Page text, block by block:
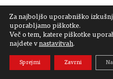
Za najboljšo uporabniško
uporabljamo piškotke.
Več o tem, katere piškotke
najdete v nastavitvah.
Sprejmi Zavrni